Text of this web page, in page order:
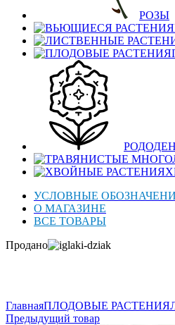
РОЗЫ
УСЛОВНЫЕ
О МАГАЗИНЕ
ВСЕ ТОВАРЫ
Продано
ГлавнаяПЛОДОВЫЕ РАСТЕНИЯ
Предыдущий товар